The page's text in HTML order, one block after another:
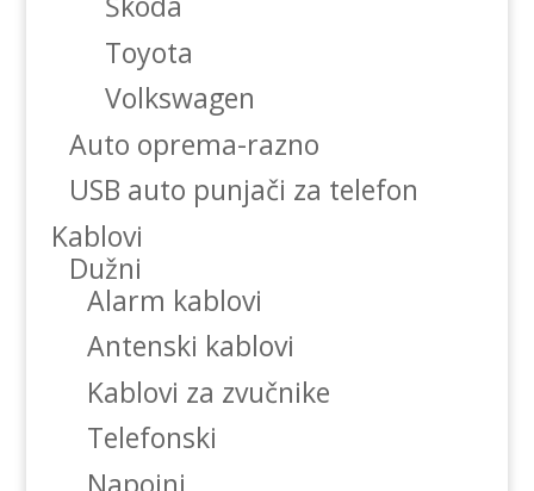
Toyota
Volkswagen
Auto oprema-razno
USB auto punjači za telefon
Kablovi
Dužni
Alarm kablovi
Antenski kablovi
Kablovi za zvučnike
Telefonski